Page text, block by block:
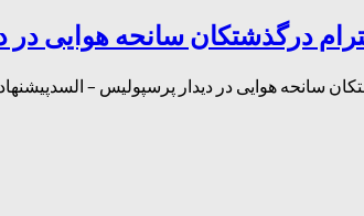
درگذشتکان سانحه هوایی در